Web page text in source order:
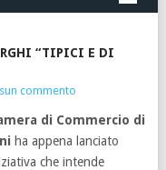
“TIPICI E DI
commento
di Commercio di
ha appena lanciato
che intende